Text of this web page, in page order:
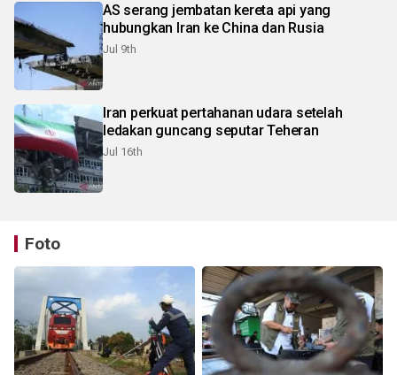
AS serang jembatan kereta api yang
hubungkan Iran ke China dan Rusia
Jul 9th
Iran perkuat pertahanan udara setelah
ledakan guncang seputar Teheran
Jul 16th
Foto